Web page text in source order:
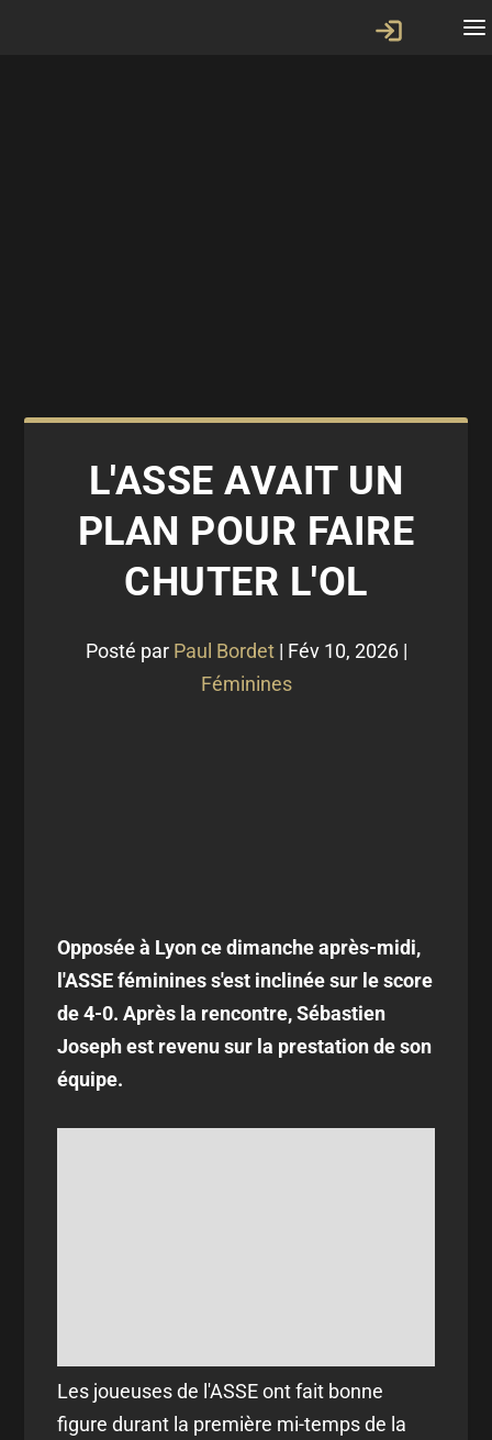
L'ASSE AVAIT UN
PLAN POUR FAIRE
CHUTER L'OL
Posté par Paul Bordet| Fév 10, 2026|
Féminines
Opposée à Lyon ce dimanche après-midi,
l'ASSE féminines s'est inclinée sur le score
de 4-0. Après la rencontre, Sébastien
Joseph est revenu sur la prestation de son
équipe.
Les joueuses de l'ASSE ont fait bonne
figure durant la première mi-temps de la